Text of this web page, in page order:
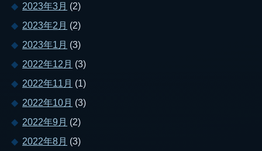
2023年3月 (2)
2023年2月 (2)
2023年1月 (3)
2022年12月 (3)
2022年11月 (1)
2022年10月 (3)
2022年9月 (2)
2022年8月 (3)